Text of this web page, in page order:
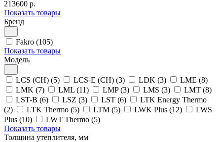
213600 р.
Показать товары
Бренд
Fakro (105)
Показать товары
Модель
LCS (CH) (5) LCS-E (CH) (3) LDK (3)
LME (8)
LMK (7)
LML (11) LMP (3) LMS (3)
LMT (8)
LST-B (6)
LSZ (3) LSТ (6)
LTK Energy Thermo
(2)
LTK Thermo (5) LTM (5) LWK Plus (12)
LWS
Plus (10)
LWT Thermo (5)
Показать товары
Толщина утеплителя, мм